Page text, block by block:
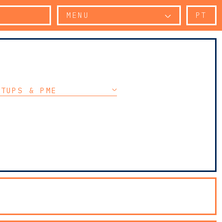
MENU PT
& PME